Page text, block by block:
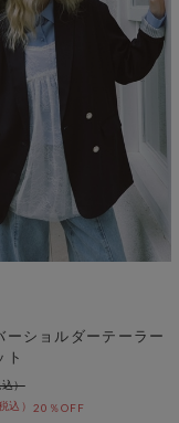
ーショルダーテーラー
ト
20％OFF